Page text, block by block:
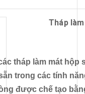
Tháp
tháp làm mát hộp
trong các tính
được chế tạo